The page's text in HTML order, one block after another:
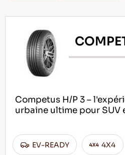
Conseils pour conduire
LIRE LA SUITE
Competus H/P 3 –
urbaine ultime pour SUV
EV-READY 4X4